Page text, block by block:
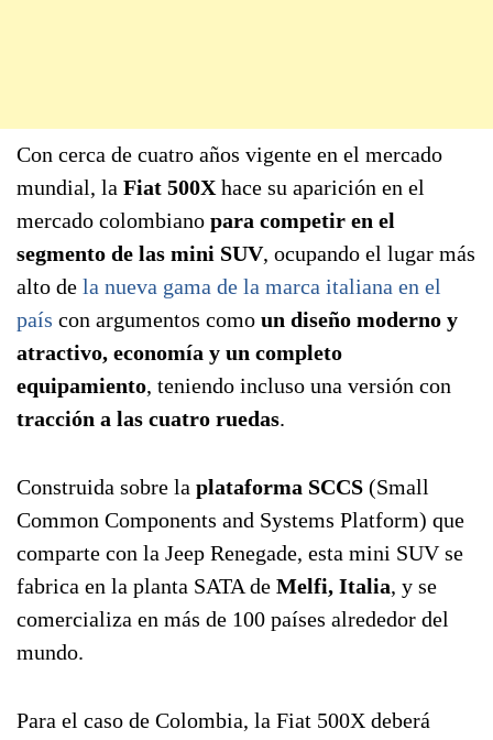
Con cerca de cuatro años vigente en el mercado
mundial, la Fiat 500X hace su aparición en el
mercado colombiano para competir en el
segmento de las mini SUV, ocupando el lugar más
alto de la nueva gama de la marca italiana en el
país con argumentos como un diseño moderno y
atractivo, economía y un completo
equipamiento, teniendo incluso una versión con
tracción a las cuatro ruedas.
Construida sobre la plataforma SCCS (Small
Common Components and Systems Platform) que
comparte con la Jeep Renegade, esta mini SUV se
fabrica en la planta SATA de Melfi, Italia, y se
comercializa en más de 100 países alrededor del
mundo.
Para el caso de Colombia, la Fiat 500X deberá